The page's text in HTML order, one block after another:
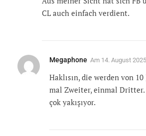
CL auch einfach verdient.
Megaphone Am 14. August
Haklısın, die werden von
mal Zweiter, einmal
çok yakışıyor.